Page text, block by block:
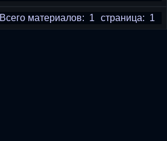
страница: 1
Всего материалов: 1